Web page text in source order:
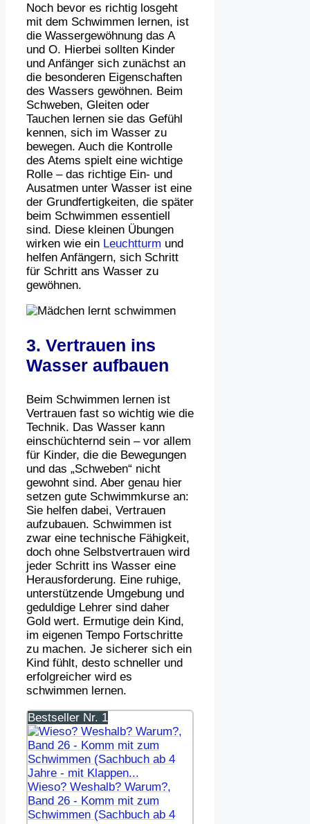
Noch bevor es richtig losgeht
mit dem Schwimmen lernen, ist
die Wassergewöhnung das A
und O. Hierbei sollten Kinder
und Anfänger sich zunächst an
die besonderen Eigenschaften
des Wassers gewöhnen. Beim
Schweben, Gleiten oder
Tauchen lernen sie das Gefühl
kennen, sich im Wasser zu
bewegen. Auch die Kontrolle
des Atems spielt eine wichtige
Rolle – das richtige Ein- und
Ausatmen unter Wasser ist eine
der Grundfertigkeiten, die später
beim Schwimmen essentiell
sind. Diese kleinen Übungen
wirken wie ein Leuchtturm und
helfen Anfängern, sich Schritt
für Schritt ans Wasser zu
gewöhnen.
3. Vertrauen ins
Wasser aufbauen
Beim Schwimmen lernen ist
Vertrauen fast so wichtig wie die
Technik. Das Wasser kann
einschüchternd sein – vor allem
für Kinder, die die Bewegungen
und das „Schweben“ nicht
gewohnt sind. Aber genau hier
setzen gute Schwimmkurse an:
Sie helfen dabei, Vertrauen
aufzubauen. Schwimmen ist
zwar eine technische Fähigkeit,
doch ohne Selbstvertrauen wird
jeder Schritt ins Wasser eine
Herausforderung. Eine ruhige,
unterstützende Umgebung und
geduldige Lehrer sind daher
Gold wert. Ermutige dein Kind,
im eigenen Tempo Fortschritte
zu machen. Je sicherer sich ein
Kind fühlt, desto schneller und
erfolgreicher wird es
schwimmen lernen.
Bestseller Nr. 1
Wieso? Weshalb? Warum?,
Band 26 - Komm mit zum
Schwimmen (Sachbuch ab 4